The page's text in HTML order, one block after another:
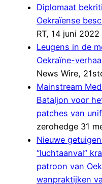
Diplomaat
Oekraïense
RT, 14 juni 2022
Leugens in de
Oekraïne-
News Wire,
Mainstream
Bataljon voor
patches van
zerohedge 31
Nieuwe
“luchtaanval”
patroon van
wanpraktijken